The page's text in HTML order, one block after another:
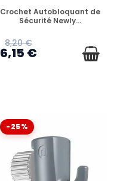
EN STOCK
Crochet Autobloquant de
Sécurité Newly...
8,20 €
6,15 €
-25%